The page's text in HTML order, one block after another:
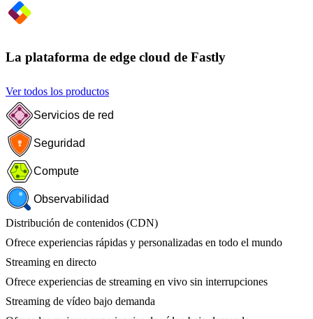
La plataforma de edge cloud de Fastly
Ver todos los productos
Servicios de red
Seguridad
Compute
Observabilidad
Distribución de contenidos (CDN)
Ofrece experiencias rápidas y personalizadas en todo el mundo
Streaming en directo
Ofrece experiencias de streaming en vivo sin interrupciones
Streaming de vídeo bajo demanda